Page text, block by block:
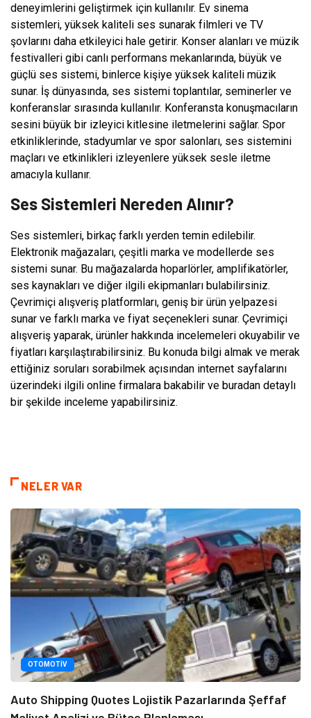
deneyimlerini geliştirmek için kullanılır. Ev sinema
sistemleri, yüksek kaliteli ses sunarak filmleri ve TV
şovlarını daha etkileyici hale getirir. Konser alanları ve müzik
festivalleri gibi canlı performans mekanlarında, büyük ve
güçlü ses sistemi, binlerce kişiye yüksek kaliteli müzik
sunar. İş dünyasında, ses sistemi toplantılar, seminerler ve
konferanslar sırasında kullanılır. Konferansta konuşmacıların
sesini büyük bir izleyici kitlesine iletmelerini sağlar. Spor
etkinliklerinde, stadyumlar ve spor salonları, ses sistemini
maçları ve etkinlikleri izleyenlere yüksek sesle iletme
amacıyla kullanır.
Ses Sistemleri Nereden Alınır?
Ses sistemleri, birkaç farklı yerden temin edilebilir.
Elektronik mağazaları, çeşitli marka ve modellerde ses
sistemi sunar. Bu mağazalarda hoparlörler, amplifikatörler,
ses kaynakları ve diğer ilgili ekipmanları bulabilirsiniz.
Çevrimiçi alışveriş platformları, geniş bir ürün yelpazesi
sunar ve farklı marka ve fiyat seçenekleri sunar. Çevrimiçi
alışveriş yaparak, ürünler hakkında incelemeleri okuyabilir ve
fiyatları karşılaştırabilirsiniz. Bu konuda bilgi almak ve merak
ettiğiniz soruları sorabilmek açısından internet sayfalarını
üzerindeki ilgili online firmalara bakabilir ve buradan detaylı
bir şekilde inceleme yapabilirsiniz.
NELER VAR
OTOMOTIV
Auto Shipping Quotes Lojistik Pazarlarında Şeffaf